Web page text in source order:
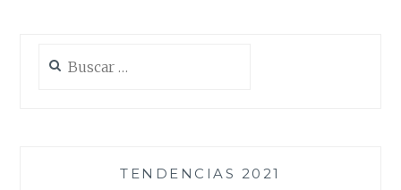
TENDENCIAS 2021